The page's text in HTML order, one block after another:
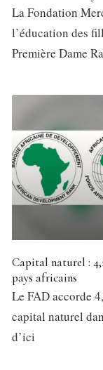
La Fondation
l’éducation des
Première Dame
Capital naturel :
pays africains
Le FAD accorde
capital naturel
d’ici